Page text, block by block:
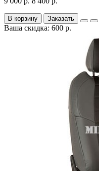
В корзину Заказать
Ваша скидка: 600 р.